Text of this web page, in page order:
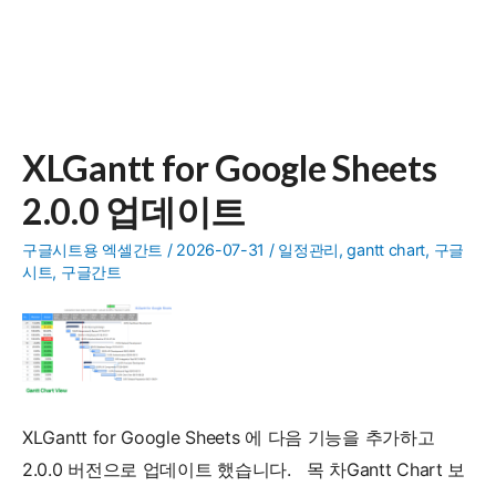
XLGantt for Google Sheets
2.0.0 업데이트
구글시트용 엑셀간트 / 2026-07-31 / 일정관리,gantt chart, 구글
시트, 구글간트
XLGantt for Google Sheets 에 다음 기능을 추가하고
2.0.0 버전으로 업데이트 했습니다. 목 차Gantt Chart 보